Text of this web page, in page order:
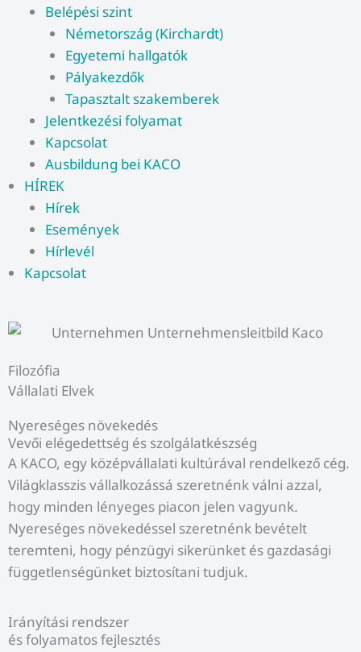
Belépési szint
Németország (Kirchardt)
Egyetemi hallgatók
Pályakezdők
Tapasztalt szakemberek
Jelentkezési folyamat
Kapcsolat
Ausbildung bei KACO
HÍREK
Hírek
Események
Hírlevél
Kapcsolat
Filozófia
Vállalati Elvek
Nyereséges növekedés
Vevői elégedettség és szolgálatkészség
A KACO, egy középvállalati kultúrával rendelkező cég.
Világklasszis vállalkozássá szeretnénk válni azzal,
hogy minden lényeges piacon jelen vagyunk.
Nyereséges növekedéssel szeretnénk bevételt
teremteni, hogy pénzügyi sikerünket és gazdasági
függetlenségünket biztosítani tudjuk.
Irányítási rendszer
és folyamatos fejlesztés